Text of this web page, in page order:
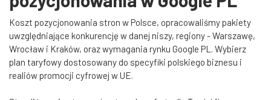
Koszt pozycjonowania stron w Polsce, opracowaliśmy pakiety
uwzględniające konkurencję w danej niszy, regiony - Warszawę,
Wrocław i Kraków, oraz wymagania rynku Google PL. Wybierz
plan taryfowy dostosowany do specyfiki polskiego biznesu i
realiów promocji cyfrowej w UE.